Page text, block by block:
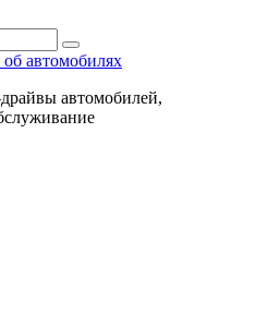
автомобилях
автомобилей,